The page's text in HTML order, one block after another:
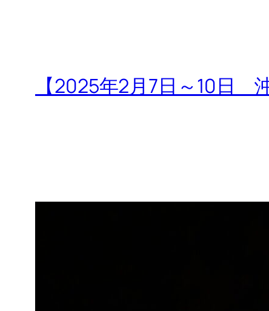
【2025年2月7日～10日